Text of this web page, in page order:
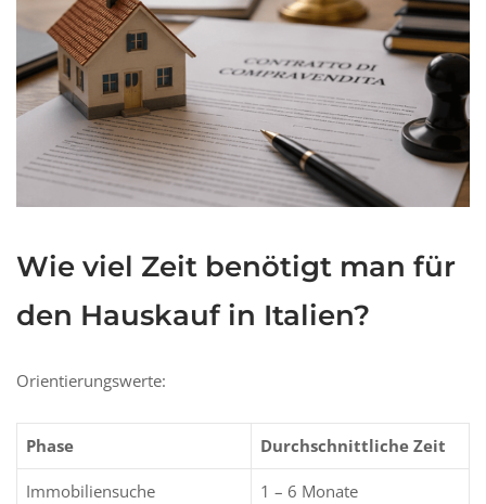
Wie viel Zeit benötigt man für
den Hauskauf in Italien?
Orientierungswerte:
Phase Durchschnittliche Zeit
Immobiliensuche 1 – 6 Monate